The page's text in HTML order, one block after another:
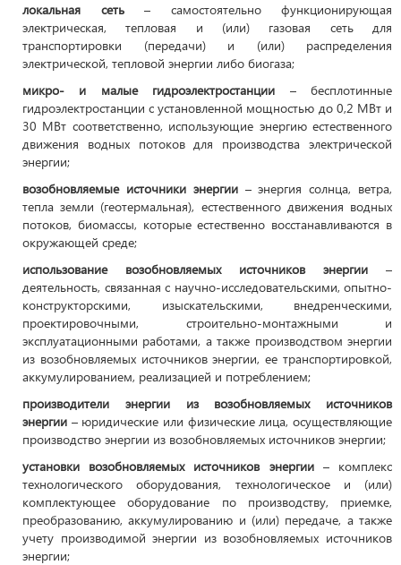
локальная сеть– самостоятельно функционирующая
электрическая, тепловая и (или) газовая сеть для
транспортировки (передачи) и (или) распределения
электрической, тепловой энергии либо биогаза;
микро- и малые гидроэлектростанции – бесплотинные
гидроэлектростанции с установленной мощностью до 0,2 МВт и
30 МВт соответственно, использующие энергию естественного
движения водных потоков для производства электрической
энергии;
возобновляемые источники энергии– энергия солнца, ветра,
тепла земли (геотермальная), естественного движения водных
потоков, биомассы, которые естественно восстанавливаются в
окружающей среде;
использование возобновляемых источников энергии –
деятельность, связанная с научно-исследовательскими, опытно-
конструкторскими, изыскательскими, внедренческими,
проектировочными, строительно-монтажными и
эксплуатационными работами, а также производством энергии
из возобновляемых источников энергии, ее транспортировкой,
аккумулированием, реализацией и потреблением;
производители энергии из возобновляемых источников
энергии – юридические или физические лица, осуществляющие
производство энергии из возобновляемых источников энергии;
установки возобновляемых источников энергии– комплекс
технологического оборудования, технологическое и (или)
комплектующее оборудование по производству, приемке,
преобразованию, аккумулированию и (или) передаче, а также
учету производимой энергии из возобновляемых источников
энергии;